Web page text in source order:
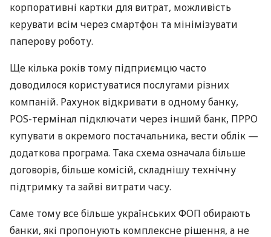
корпоративні картки для витрат, можливість
керувати всім через смартфон та мінімізувати
паперову роботу.
Ще кілька років тому підприємцю часто
доводилося користуватися послугами різних
компаній. Рахунок відкривати в одному банку,
POS-термінал підключати через інший банк, ПРРО
купувати в окремого постачальника, вести облік —
додаткова програма. Така схема означала більше
договорів, більше комісій, складнішу технічну
підтримку та зайві витрати часу.
Саме тому все більше українських ФОП обирають
банки, які пропонують комплексне рішення, а не